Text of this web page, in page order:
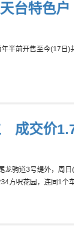
台特色
半前开售至今(17日
成交价
驹道3号缇外，周
方呎花园，连同1个